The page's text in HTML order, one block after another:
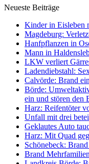
Neueste Beiträge
Kinder in Eisleben
Magdeburg:
Hanfpflanzen in
Mann in
LKW verliert
Ladendiebstahl:
Calvörde: Brand
Börde:
ein und stören den
Harz: Reifentöter
Unfall mit drei
Geklautes Auto
Harz: Mit Quad
Schönebeck:
Brand